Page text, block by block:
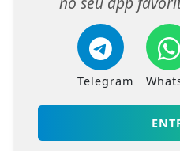
Telegram